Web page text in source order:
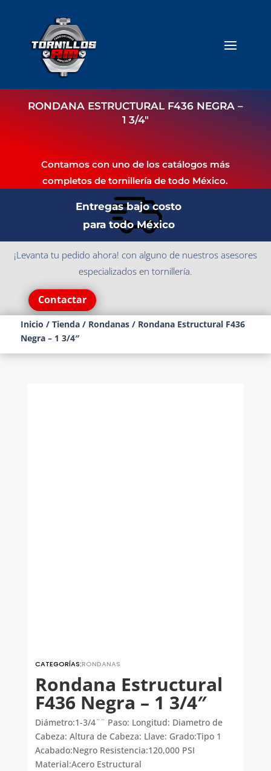
RONDANA ESTRUCTURAL F436 NEGRA –
1 3/4″
Contamos con uno de los catálogos más
completos de tornillería de todo México.
Entregas bajo costo
para todo México
¡Levanta tu pedido ahora! con alguno de nuestros asesores
especializados en tornillería.
Contactar
Inicio / Tienda/ Rondanas/ Rondana Estructural F436
Negra – 1 3/4″
CATEGORÍAS:RONDANAS
Rondana Estructural
F436 Negra – 1 3/4″
Diámetro:1-3/4¨¨ Paso: Longitud: Diametro de
Cabeza: Altura de Cabeza: Llave: Grado:Tipo 1
Acabado:Negro Resistencia:120,000 PSI
Material:Acero Estructural